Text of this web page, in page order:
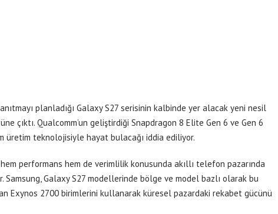
planladığı Galaxy S27 serisinin kalbinde yer alacak yeni nesil
çıktı. Qualcomm’un geliştirdiği Snapdragon 8 Elite Gen 6 ve Gen 6
üretim teknolojisiyle hayat bulacağı iddia ediliyor.
performans hem de verimlilik konusunda akıllı telefon pazarında
Galaxy S27 modellerinde bölge ve model bazlı olarak bu
Exynos 2700 birimlerini kullanarak küresel pazardaki rekabet gücünü